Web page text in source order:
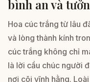
bình an và
Hoa cúc trắng từ lâu
và lòng thành kính
cúc trắng không chỉ
là lời cầu chúc người
nơi cõi vĩnh hằng.